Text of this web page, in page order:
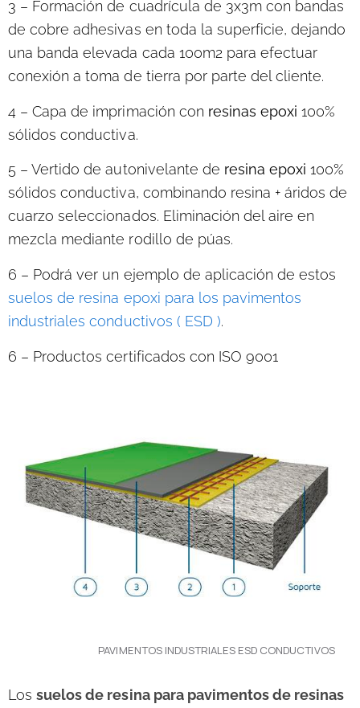
3 – Formación de cuadrícula de 3x3m con bandas
de cobre adhesivas en toda la superficie, dejando
una banda elevada cada 100m2 para efectuar
conexión a toma de tierra por parte del cliente.
4 – Capa de imprimación con resinas epoxi 100%
sólidos conductiva.
5 – Vertido de autonivelante de resina epoxi 100%
sólidos conductiva, combinando resina + áridos de
cuarzo seleccionados. Eliminación del aire en
mezcla mediante rodillo de púas.
6 – Podrá ver un ejemplo de aplicación de estos
suelos de resina epoxi para los pavimentos
industriales conductivos ( ESD ).
6 – Productos certificados con ISO 9001
PAVIMENTOS INDUSTRIALES ESD CONDUCTIVOS
Lossuelos de resina para pavimentos de resinas